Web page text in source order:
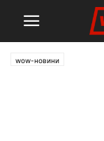
wow-новини